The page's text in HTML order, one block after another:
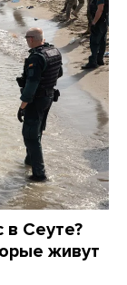
в Сеуте?
живут